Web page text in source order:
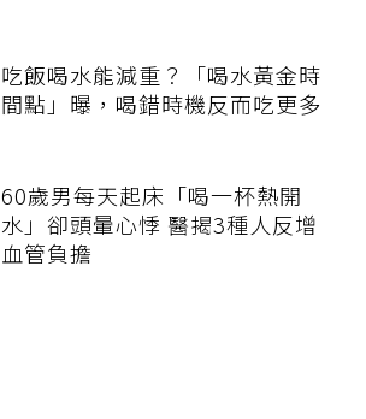
吃飯喝水能減重？「喝水黃金時
間點」曝，喝錯時機反而吃更多
60歲男每天起床「喝一杯熱開
水」卻頭暈心悸 醫揭3種人反增
血管負擔